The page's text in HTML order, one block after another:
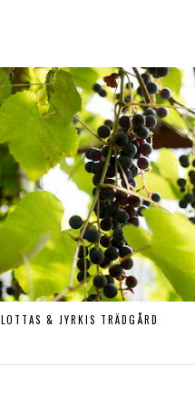
LOTTAS & JYRKIS TRÄDGÅRD